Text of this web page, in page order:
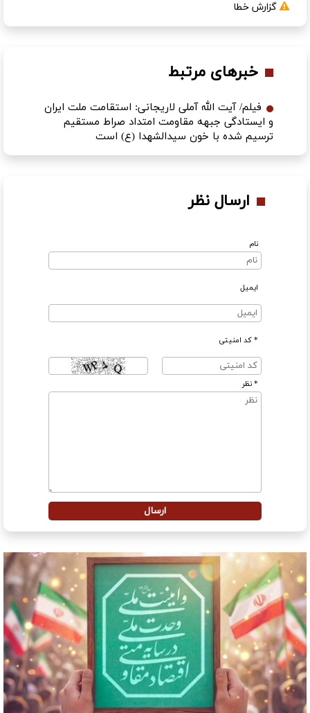
گزارش خطا
خبرهای مرتبط
فیلم/ آیت الله آملی لاریجانی: استقامت ملت ایران
و ایستادگی جبهه مقاومت امتداد صراط مستقیم
ترسیم شده با خون سیدالشهدا (ع) است
ارسال نظر
نام
ایمیل
* کد امنیتی
* نظر